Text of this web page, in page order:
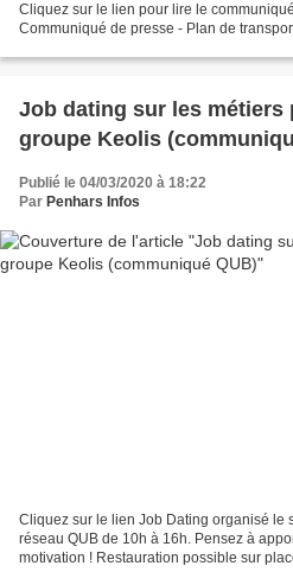
Cliquez sur le lien pour lire le communiqué complet -
Communiqué de presse - Plan de
Job dating sur les métiers
groupe Keolis
Publié le 04/03/2020 à 18:22
Par Penhars Infos
Cliquez sur le lien Job Dating organisé le
réseau QUB de 10h à 16h. Pensez à
motivation ! Restauration possible sur place. Accès par le réseau